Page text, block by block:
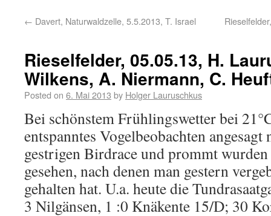
← Davert, Naturwaldzelle, 5.5.2013, T. Israel
Rieselfelder, 05.05.13, H.
Wilkens, A. Niermann, C.
Posted on 6. Mai 2013 by Holger Lauruschkus
Bei schönstem Frühlingswetter bei
entspanntes Vogelbeobachten
gestrigen Birdrace und prommt
gesehen, nach denen man gestern
gehalten hat. U.a. heute die
3 Nilgänsen, 1 :0 Knäkente 15/D; 30